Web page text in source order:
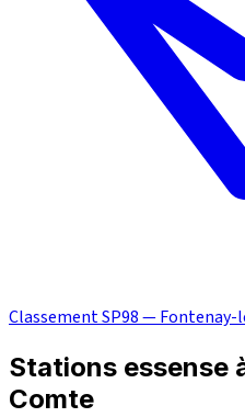
Classement SP98 —
Stations essense
Comte